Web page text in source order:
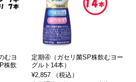
むヨ
株飲
定期④（ガセリ菌SP株飲むヨー
グルト14本）
¥2,857 （税込）